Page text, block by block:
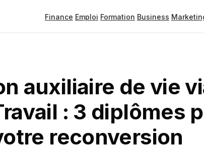
Finance Emploi Formation Business
auxiliaire de vie
: 3 diplômes
reconversion